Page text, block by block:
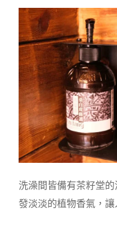
洗澡間皆備有茶籽堂
發淡淡的植物香氣，